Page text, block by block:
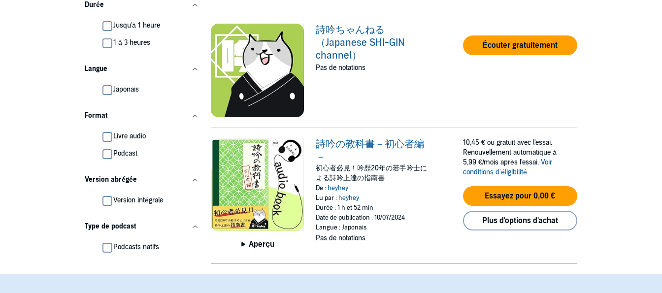
Durée
Jusqu'à 1 heure
1 à 3 heures
Langue
Japonais
Format
Livre audio
Podcast
Version abrégée
Version intégrale
Type de podcast
Podcasts natifs
詩吟ちゃんねる
（Japanese SHI-GIN
channel）
Pas de notations
Écouter gratuitement
Aperçu
詩吟の教科書－初心者編
－
初心者必見！吟歴20年の若手吟士に
よる詩吟上達の指南書
De : heyhey
Lu par : heyhey
Durée : 1 h et 52 min
Date de publication : 10/07/2024
Langue : Japonais
Pas de notations
10,45 € ou gratuit avec l'essai.
Renouvellement automatique à
5,99 €/mois après l'essai. Voir
conditions d'éligibilité
Essayez pour 0,00 €
Plus d'options d'achat